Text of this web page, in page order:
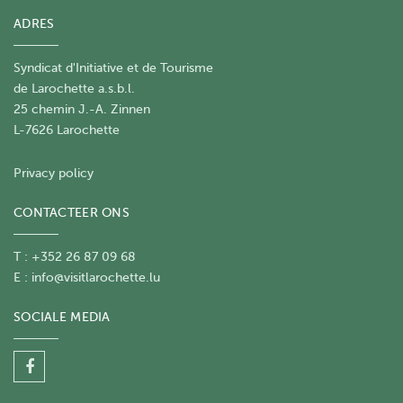
ADRES
Syndicat d'Initiative et de Tourisme
de Larochette a.s.b.l.
25 chemin J.-A. Zinnen
L-7626 Larochette
Privacy policy
CONTACTEER ONS
T : +352 26 87 09 68
E : info@visitlarochette.lu
SOCIALE MEDIA